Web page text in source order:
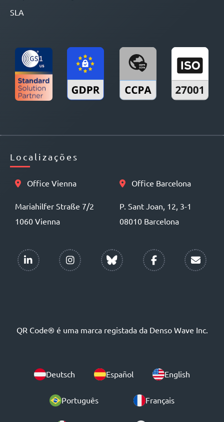
SLA
Localizações
Office Vienna
Mariahilfer Straße 7/2
1060 Vienna
Office Barcelona
P. Sant Joan, 12, 3-1
08010 Barcelona
QR Code® é uma marca registada da Denso Wave Inc.
Deutsch Español English
Português Français